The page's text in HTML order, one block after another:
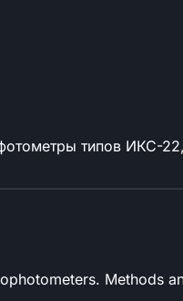
типов
Methods